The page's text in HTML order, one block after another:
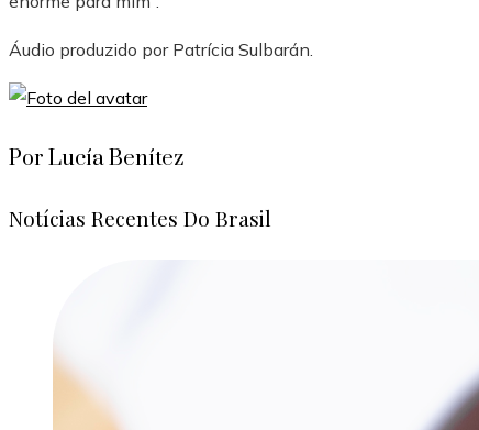
Áudio produzido por Patrícia Sulbarán.
Por Lucía Benítez
Notícias Recentes Do Brasil